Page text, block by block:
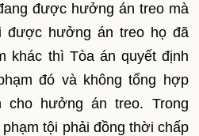
được hưởng án treo mà
được hưởng án treo họ đã
khác thì Tòa án quyết định
đó và không tổng hợp
hưởng án treo. Trong
tội phải đồng thời chấp